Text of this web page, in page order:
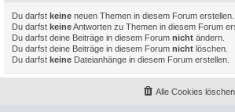
Du darfst keine neuen Themen in diesem Forum erstellen.
Du darfst keineAntworten zu Themen in diesem Forum
Du darfst deine Beiträge in diesem Forum nicht ändern.
Du darfst deine Beiträge in diesem Forum nicht löschen.
Du darfst keine Dateianhänge in diesem Forum erstellen.
Alle Cookies löschen